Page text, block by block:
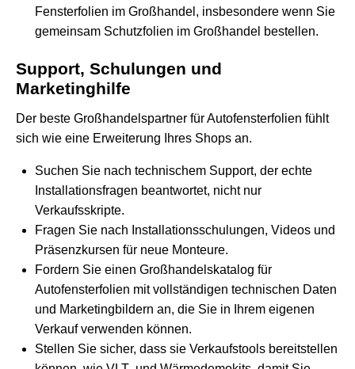
Fensterfolien im Großhandel, insbesondere wenn Sie
gemeinsam Schutzfolien im Großhandel bestellen.
Support, Schulungen und
Marketinghilfe
Der beste Großhandelspartner für Autofensterfolien fühlt
sich wie eine Erweiterung Ihres Shops an.
Suchen Sie nach technischem Support, der echte
Installationsfragen beantwortet, nicht nur
Verkaufsskripte.
Fragen Sie nach Installationsschulungen, Videos und
Präsenzkursen für neue Monteure.
Fordern Sie einen Großhandelskatalog für
Autofensterfolien mit vollständigen technischen Daten
und Marketingbildern an, die Sie in Ihrem eigenen
Verkauf verwenden können.
Stellen Sie sicher, dass sie Verkaufstools bereitstellen